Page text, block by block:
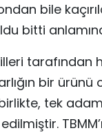
bile
bitti
tarafından
bir ürünü
birlikte, tek